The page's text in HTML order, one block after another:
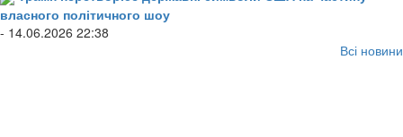
власного політичного шоу
- 14.06.2026 22:38
Всі новини